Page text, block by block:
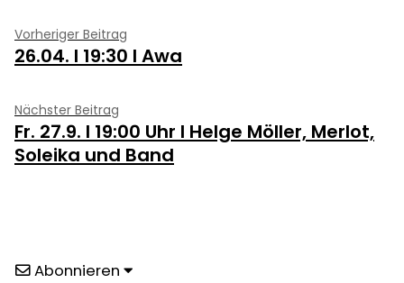
Beitragsnavigation
Vorheriger Beitrag
Beitrag:
26.04. I 19:30 I Awa
Nächster Beitrag
Beitrag:
Fr. 27.9. I 19:00 Uhr I Helge Möller, Merlot,
Soleika und Band
Abonnieren